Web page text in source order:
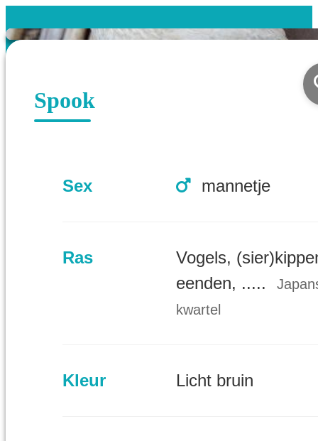
Spook
Sex mannetje
Ras
Vogels,
eenden, .....
kwartel
Kleur Licht bruin